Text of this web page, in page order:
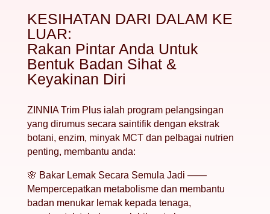
KESIHATAN DARI DALAM KE
LUAR:
Rakan Pintar Anda Untuk
Bentuk Badan Sihat &
Keyakinan Diri
ZINNIA Trim Plus ialah program pelangsingan
yang dirumus secara saintifik dengan ekstrak
botani, enzim, minyak MCT dan pelbagai nutrien
penting, membantu anda:
🌸 Bakar Lemak Secara Semula Jadi ——
Mempercepatkan metabolisme dan membantu
badan menukar lemak kepada tenaga,